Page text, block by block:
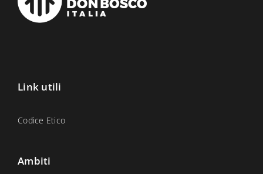
Link utili
Codice Etico
Ambiti